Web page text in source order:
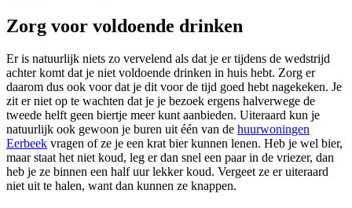
Zorg voor voldoende drinken
Er is natuurlijk niets zo vervelend als dat je er tijdens de wedstrijd
achter komt dat je niet voldoende drinken in huis hebt. Zorg er
daarom dus ook voor dat je dit voor de tijd goed hebt nagekeken. Je
zit er niet op te wachten dat je je bezoek ergens halverwege de
tweede helft geen biertje meer kunt aanbieden. Uiteraard kun je
natuurlijk ook gewoon je buren uit één van de huurwoningen
Eerbeek vragen of ze je een krat bier kunnen lenen. Heb je wel bier,
maar staat het niet koud, leg er dan snel een paar in de vriezer, dan
heb je ze binnen een half uur lekker koud. Vergeet ze er uiteraard
niet uit te halen, want dan kunnen ze knappen.